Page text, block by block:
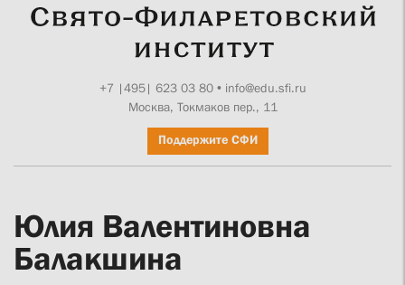
+7 |495| 623 03 80• info@edu.sfi.ru
Москва, Токмаков пер., 11
Поддержите СФИ
Юлия Валентиновна
Балакшина